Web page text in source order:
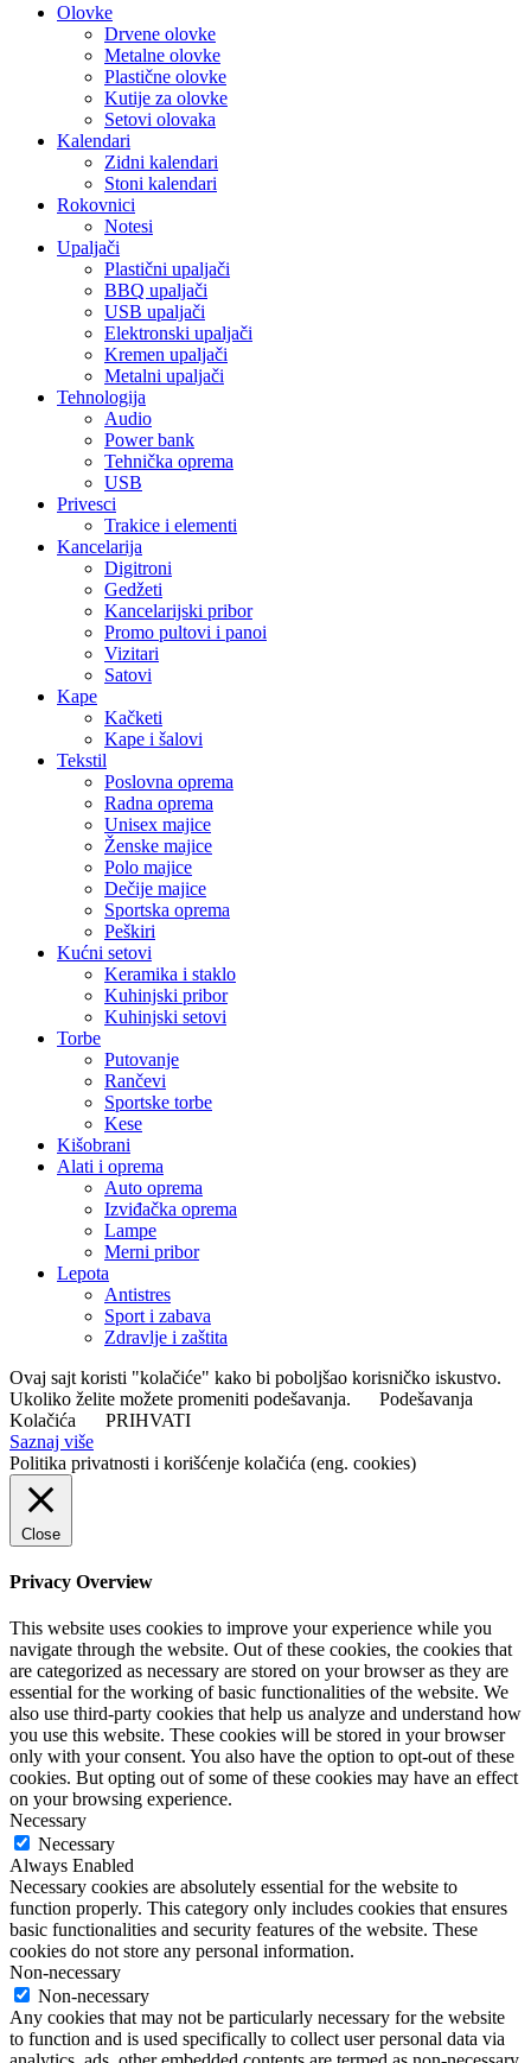
Olovke
Drvene olovke
Metalne olovke
Plastične olovke
Kutije za olovke
Setovi olovaka
Kalendari
Zidni kalendari
Stoni kalendari
Rokovnici
Notesi
Upaljači
Plastični upaljači
BBQ upaljači
USB upaljači
Elektronski upaljači
Kremen upaljači
Metalni upaljači
Tehnologija
Audio
Power bank
Tehnička oprema
USB
Privesci
Trakice i elementi
Kancelarija
Digitroni
Gedžeti
Kancelarijski pribor
Promo pultovi i panoi
Vizitari
Satovi
Kape
Kačketi
Kape i šalovi
Tekstil
Poslovna oprema
Radna oprema
Unisex majice
Ženske majice
Polo majice
Dečije majice
Sportska oprema
Peškiri
Kućni setovi
Keramika i staklo
Kuhinjski pribor
Kuhinjski setovi
Torbe
Putovanje
Rančevi
Sportske torbe
Kese
Kišobrani
Alati i oprema
Auto oprema
Izviđačka oprema
Lampe
Merni pribor
Lepota
Antistres
Sport i zabava
Zdravlje i zaštita
Ovaj sajt koristi "kolačiće" kako bi poboljšao korisničko iskustvo.
Ukoliko želite možete promeniti podešavanja.
Podešavanja
Kolačića
PRIHVATI
Saznaj više
Politika privatnosti i korišćenje kolačića (eng. cookies)
Close
Privacy Overview
This website uses cookies to improve your experience while you
navigate through the website. Out of these cookies, the cookies that
are categorized as necessary are stored on your browser as they are
essential for the working of basic functionalities of the website. We
also use third-party cookies that help us analyze and understand how
you use this website. These cookies will be stored in your browser
only with your consent. You also have the option to opt-out of these
cookies. But opting out of some of these cookies may have an effect
on your browsing experience.
Necessary
Necessary
Always Enabled
Necessary cookies are absolutely essential for the website to
function properly. This category only includes cookies that ensures
basic functionalities and security features of the website. These
cookies do not store any personal information.
Non-necessary
Non-necessary
Any cookies that may not be particularly necessary for the website
to function and is used specifically to collect user personal data via